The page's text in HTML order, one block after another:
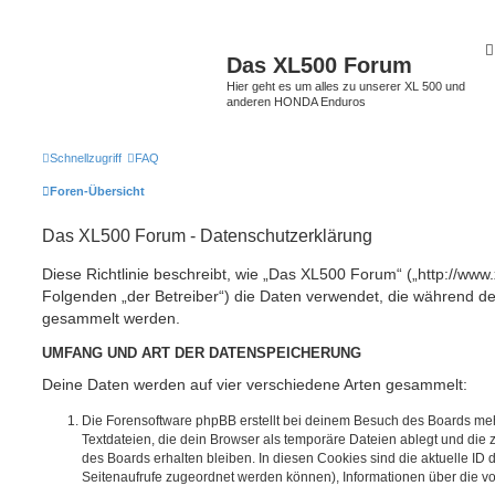
Das XL500 Forum
Hier geht es um alles zu unserer XL 500 und
anderen HONDA Enduros
Schnellzugriff FAQ
Foren-Übersicht
Das XL500 Forum - Datenschutzerklärung
Diese Richtlinie beschreibt, wie „Das XL500 Forum“ („http://
Folgenden „der Betreiber“) die Daten verwendet, die während
gesammelt werden.
UMFANG UND ART DER DATENSPEICHERUNG
Deine Daten werden auf vier verschiedene Arten gesammelt:
Die Forensoftware phpBB erstellt bei deinem Besuch des Boards
Textdateien, die dein Browser als temporäre Dateien ablegt und die
des Boards erhalten bleiben. In diesen Cookies sind die aktuelle ID
Seitenaufrufe zugeordnet werden können), Informationen über die